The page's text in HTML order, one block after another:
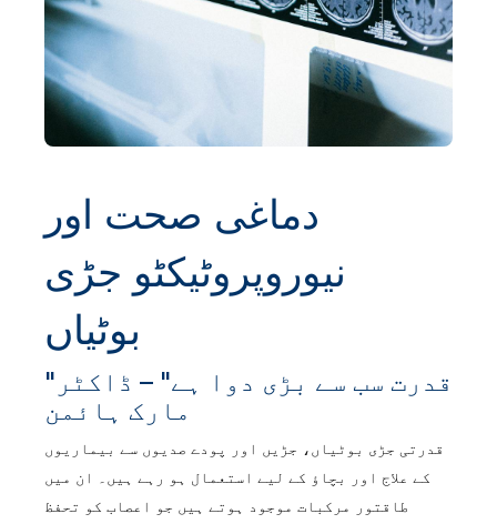
دماغی صحت اور
نیوروپروٹیکٹو جڑی
بوٹیاں
"قدرت سب سے بڑی دوا ہے" – ڈاکٹر
مارک ہائمن
قدرتی جڑی بوٹیاں، جڑیں اور پودے صدیوں سے بیماریوں
کے علاج اور بچاؤ کے لیے استعمال ہو رہے ہیں۔ ان میں
طاقتور مرکبات موجود ہوتے ہیں جو اعصاب کو تحفظ